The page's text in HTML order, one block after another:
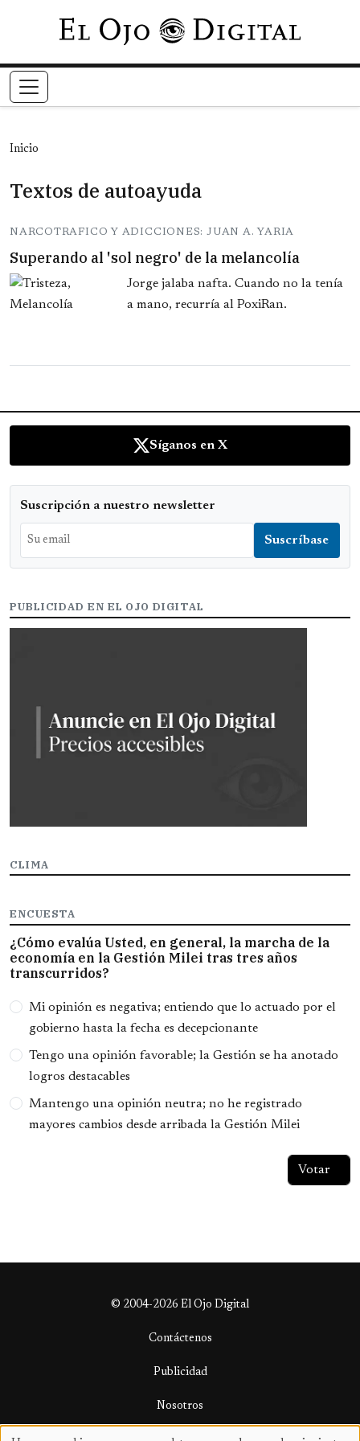
Pasar al contenido principal
Inicio
Textos de autoayuda
NARCOTRAFICO Y ADICCIONES: JUAN A. YARIA
Superando al 'sol negro' de la melancolía
Jorge jalaba nafta. Cuando no la tenía
a mano, recurría al PoxiRan.
Síganos en X
Suscripción a nuestro newsletter
PUBLICIDAD EN EL OJO DIGITAL
CLIMA
ENCUESTA
¿Cómo evalúa Usted, en general, la marcha de la
economía en la Gestión Milei tras tres años
transcurridos?
Opciones
Mi opinión es negativa; entiendo que lo actuado por el
gobierno hasta la fecha es decepcionante
Tengo una opinión favorable; la Gestión se ha anotado
logros destacables
Mantengo una opinión neutra; no he registrado
mayores cambios desde arribada la Gestión Milei
© 2004-2026 El Ojo Digital
Contáctenos
Publicidad
Nosotros